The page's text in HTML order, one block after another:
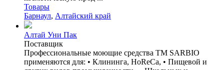
Товары
Барнаул, Алтайский край
Алтай Уни Пак
Поставщик
Профессиональные моющие средства ТМ SARBIO
применяются для: • Клининга, HoReCa, • Пищевой и